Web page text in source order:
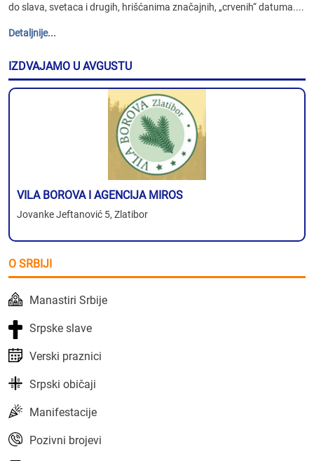
do slava, svetaca i drugih, hrišćanima značajnih, „crvenih“ datuma....
Detaljnije...
IZDVAJAMO U AVGUSTU
VILA BOROVA I AGENCIJA MIROS
Jovanke Jeftanović 5, Zlatibor
O SRBIJI
Manastiri Srbije
Srpske slave
Verski praznici
Srpski običaji
Manifestacije
Pozivni brojevi